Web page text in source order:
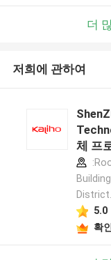
더
저희에 관하여
체 프
5.0
확